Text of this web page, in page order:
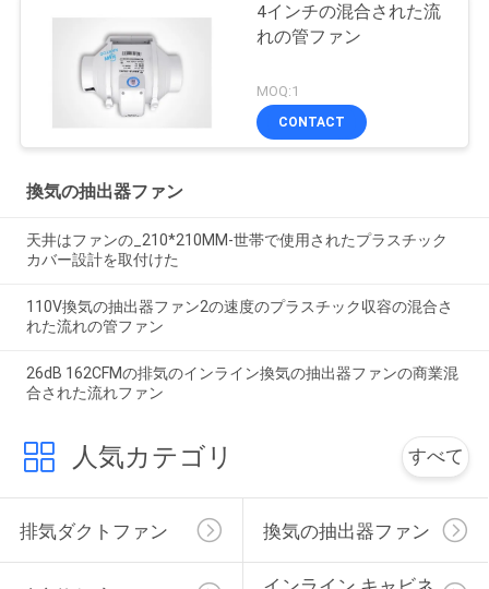
4インチの混合された流
れの管ファン
MOQ:1
CONTACT
換気の抽出器ファン
天井はファンの_210*210MM-世帯で使用されたプラスチック
カバー設計を取付けた
110V換気の抽出器ファン2の速度のプラスチック収容の混合さ
れた流れの管ファン
26dB 162CFMの排気のインライン換気の抽出器ファンの商業混
合された流れファン
人気カテゴリ すべて
排気ダクトファン 換気の抽出器ファン